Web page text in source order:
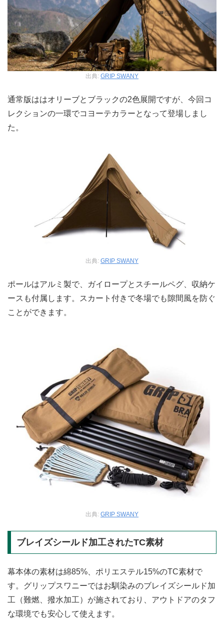
出典: GRIP SWANY
通常版ははオリーブとブラックの2色展開ですが、今回コ
レクションの一環でコヨーテカラーとなって登場しまし
た。
出典: GRIP SWANY
ポールはアルミ製で、ガイロープとスチールペグ、収納ケ
ースも付属します。スカート付きで冬場でも隙間風を防ぐ
ことができます。
出典: GRIP SWANY
ブレイズシールド加工されたTC素材
幕本体の素材は綿85%、ポリエステル15%のTC素材で
す。グリップスワニーではお馴染みのブレイズシールド加
工（難燃、撥水加工）が施されており、アウトドアのタフ
な環境でも安心して使えます。